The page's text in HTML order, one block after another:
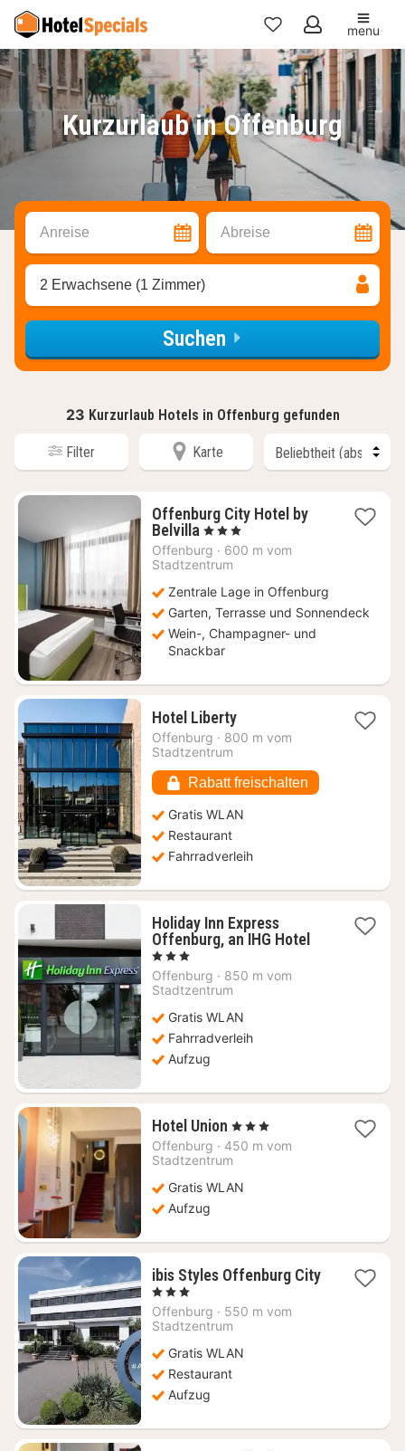
Meine
Favoriten
menu
Kurzurlaub in Offenburg
Anreise Abreise
2 Erwachsene (1 Zimmer)
Suchen
23 Kurzurlaub Hotels in Offenburg gefunden
Filter Karte
Offenburg City Hotel by
Belvilla 1
Nacht
ab
€
, 3 Sterne
Offenburg · 600 m vom
Stadtzentrum
Zentrale Lage in Offenburg
Garten, Terrasse und Sonnendeck
Wein-, Champagner- und
Snackbar
Hotel Liberty1
Nacht
€
Offenburg · 800 m vom
Stadtzentrum
Rabatt freischalten
Gratis WLAN
Restaurant
Fahrradverleih
Holiday Inn Express
Offenburg, an IHG Hotel1
, 3 Sterne
Offenburg · 850 m vom
Stadtzentrum
Gratis WLAN
Fahrradverleih
Aufzug
Hotel Union 1
Nacht
ab
€
, 3 Sterne
Offenburg · 450 m vom
Stadtzentrum
Gratis WLAN
Aufzug
ibis Styles Offenburg City
1
Nacht
ab
€
, 3 Sterne
Offenburg · 550 m vom
Stadtzentrum
Gratis WLAN
Restaurant
Aufzug